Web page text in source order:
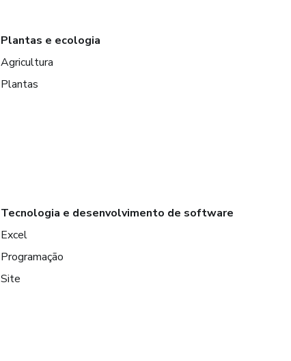
Plantas e ecologia
Agricultura
Plantas
Tecnologia e desenvolvimento de software
Excel
Programação
Site